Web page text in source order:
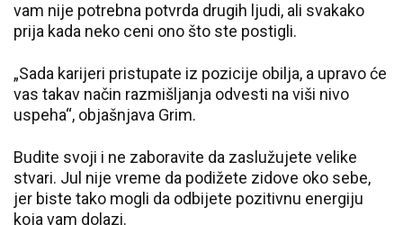
vam nije potrebna potvrda drugih ljudi, ali svakako
prija kada neko ceni ono što ste postigli.
„Sada karijeri pristupate iz pozicije obilja, a upravo će
vas takav način razmišljanja odvesti na viši nivo
uspeha“, objašnjava Grim.
Budite svoji i ne zaboravite da zaslužujete velike
stvari. Jul nije vreme da podižete zidove oko sebe,
jer biste tako mogli da odbijete pozitivnu energiju
koja vam dolazi.